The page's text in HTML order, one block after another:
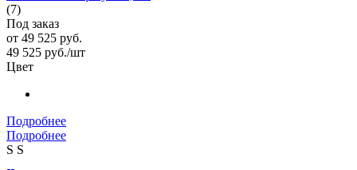
(7)
Под заказ
от 49 525 руб.
49 525 руб./шт
Цвет
Подробнее
Подробнее
S S